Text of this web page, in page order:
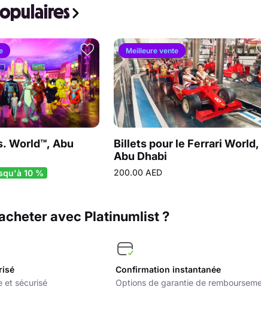
World™, Abu
10 %
Meilleure vente
Billets pour le Ferrari World,
Abu Dhabi
200.00 AED
avec Platinumlist ?
et sécurisé
Confirmation instantanée
Options de garantie de